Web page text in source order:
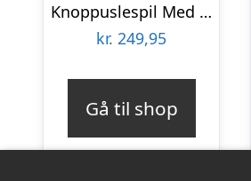
Knoppuslespil Med Lyd – Bondegårdsdyr – Træ – Viga
kr. 249,95
Gå til shop